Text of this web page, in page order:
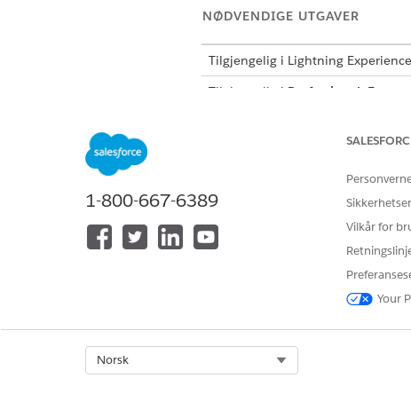
NØDVENDIGE UTGAVER
Tilgjengelig i Lightning Experience
Tilgjengelig i Professional
NØDVENDIG BRUKERTILLATELSE
For å avbryte en sikkerhetskopi:
i raden for
Velg en årsak til kansellering av
Avbryt
HJALP DENNE ARTIKKELEN MED Å
La oss få vite det slik at vi kan
1-800-667-6389
Vilkår for
Your
Norsk